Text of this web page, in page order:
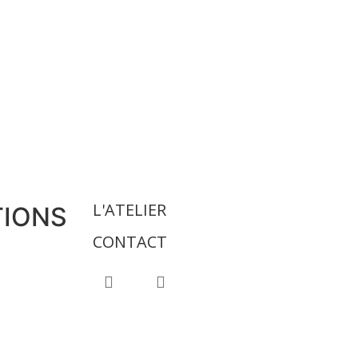
L'ATELIER
CONTACT